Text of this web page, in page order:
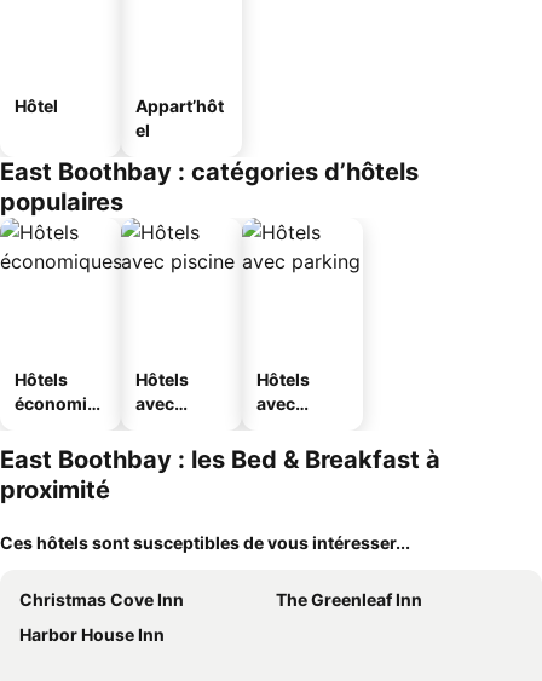
Hôtel
Appart’hôt
el
East Boothbay : catégories d’hôtels
populaires
Hôtels
économiq
Hôtels
avec
Hôtels
avec
East Boothbay : les Bed & Breakfast à
proximité
Ces hôtels sont susceptibles de vous intéresser...
Christmas Cove Inn
The Greenleaf Inn
Harbor House Inn